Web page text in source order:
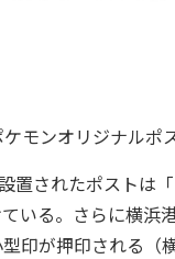
モンオリジナルポ
されたポストは
いる。さらに横浜
印が押印される（